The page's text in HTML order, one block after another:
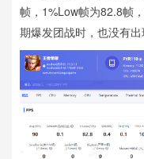
帧，1%Low帧为82.8帧
期爆发团战时，也没有出